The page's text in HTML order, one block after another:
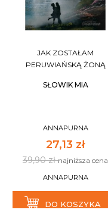
JAK ZOSTAŁAM
PERUWIAŃSKĄ ŻONĄ
SŁOWIK MIA
ANNAPURNA
27,13 zł
39,90 złnajniższa cena
ANNAPURNA
DO KOSZYKA